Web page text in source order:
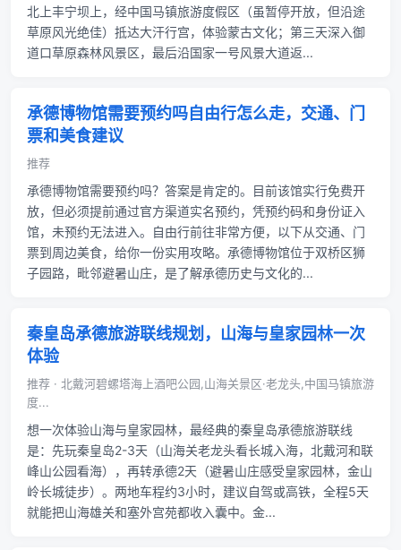
北上丰宁坝上，经中国马镇旅游度假区（虽暂停开放，但沿途
草原风光绝佳）抵达大汗行宫，体验蒙古文化；第三天深入御
道口草原森林风景区，最后沿国家一号风景大道返...
承德博物馆需要预约吗自由行怎么走，交通、门
票和美食建议
推荐
承德博物馆需要预约吗？答案是肯定的。目前该馆实行免费开
放，但必须提前通过官方渠道实名预约，凭预约码和身份证入
馆，未预约无法进入。自由行前往非常方便，以下从交通、门
票到周边美食，给你一份实用攻略。承德博物馆位于双桥区狮
子园路，毗邻避暑山庄，是了解承德历史与文化的...
秦皇岛承德旅游联线规划，山海与皇家园林一次
体验
推荐 · 北戴河碧螺塔海上酒吧公园,山海关景区·老龙头,中国马镇旅游
度...
想一次体验山海与皇家园林，最经典的秦皇岛承德旅游联线
是：先玩秦皇岛2-3天（山海关老龙头看长城入海，北戴河和联
峰山公园看海），再转承德2天（避暑山庄感受皇家园林，金山
岭长城徒步）。两地车程约3小时，建议自驾或高铁，全程5天
就能把山海雄关和塞外宫苑都收入囊中。金...